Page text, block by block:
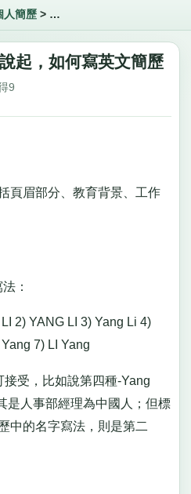
人簡歷> 從英文簡歷的格式說起，如
起，如何寫英文簡歷
9
眉部分、教育背景、工作
：
2) YANG LI 3) Yang Li 4)
7) LI Yang
受，比如說第四種-Yang
是人事部經理為中國人；但標
中的名字寫法，則是第二